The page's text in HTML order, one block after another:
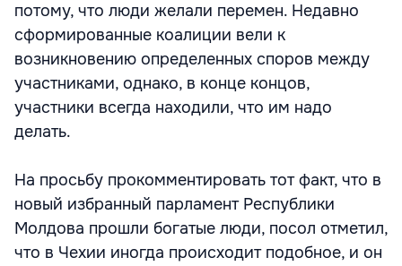
потому, что люди желали перемен. Недавно
сформированные коалиции вели к
возникновению определенных споров между
участниками, однако, в конце концов,
участники всегда находили, что им надо
делать.
На просьбу прокомментировать тот факт, что в
новый избранный парламент Республики
Молдова прошли богатые люди, посол отметил,
что в Чехии иногда происходит подобное, и он